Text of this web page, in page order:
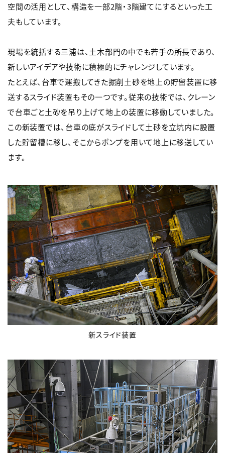
空間の活用として、構造を一部2階・3階建てにするといった工
夫もしています。
現場を統括する三浦は、土木部門の中でも若手の所長であり、
新しいアイデアや技術に積極的にチャレンジしています。
たとえば、台車で運搬してきた掘削土砂を地上の貯留装置に移
送するスライド装置もその一つです。従来の技術では、クレーン
で台車ごと土砂を吊り上げて地上の装置に移動していました。
この新装置では、台車の底がスライドして土砂を立坑内に設置
した貯留槽に移し、そこからポンプを用いて地上に移送してい
ます。
新スライド装置